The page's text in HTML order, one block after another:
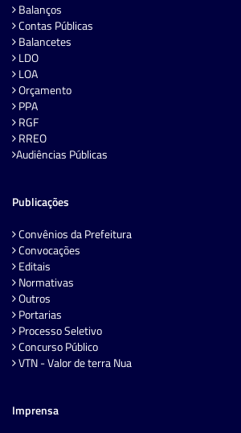
Balanços
Contas Públicas
Balancetes
LDO
LOA
Orçamento
PPA
RGF
RREO
Audiências Públicas
Publicações
Convênios da Prefeitura
Convocações
Editais
Normativas
Outros
Portarias
Processo Seletivo
Concurso Público
VTN - Valor de terra Nua
Imprensa